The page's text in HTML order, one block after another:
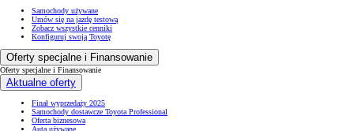
Samochody używane
Umów się na jazdę testową
Zobacz wszystkie cenniki
Konfiguruj swoją Toyotę
Oferty specjalne i Finansowanie
Oferty specjalne i Finansowanie
Aktualne oferty
Finał wyprzedaży 2025
Samochody dostawcze Toyota Professional
Oferta biznesowa
Auta używane